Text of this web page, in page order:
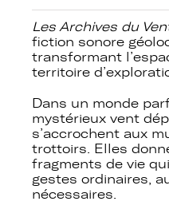
Les Archives du
fiction sonore
transformant
territoire
Dans un monde
mystérieux vent
s’accrochent aux
trottoirs. Elles
fragments de vie
gestes ordinaires,
nécessaires.